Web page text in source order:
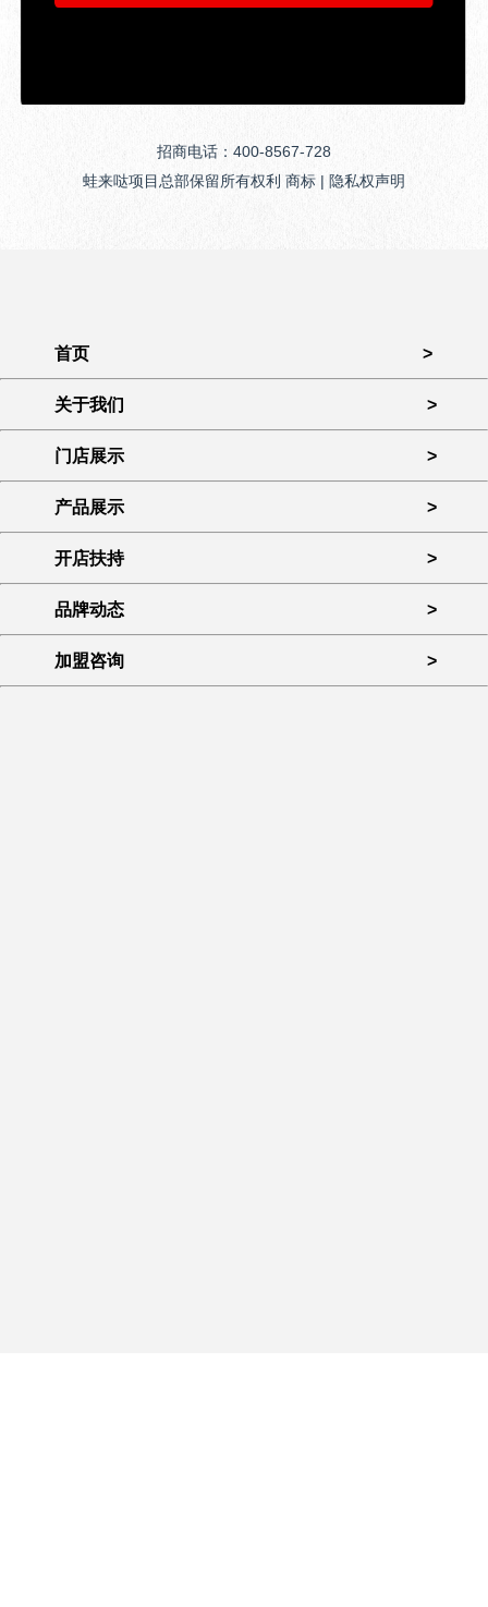
招商电话：400-8567-728
蛙来哒项目总部保留所有权利 商标 | 隐私权声明
首页 >
关于我们 >
门店展示 >
产品展示 >
开店扶持 >
品牌动态 >
加盟咨询 >